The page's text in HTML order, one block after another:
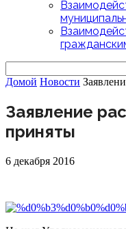
Домой Новости
Заявление
приняты
6 декабря 2016